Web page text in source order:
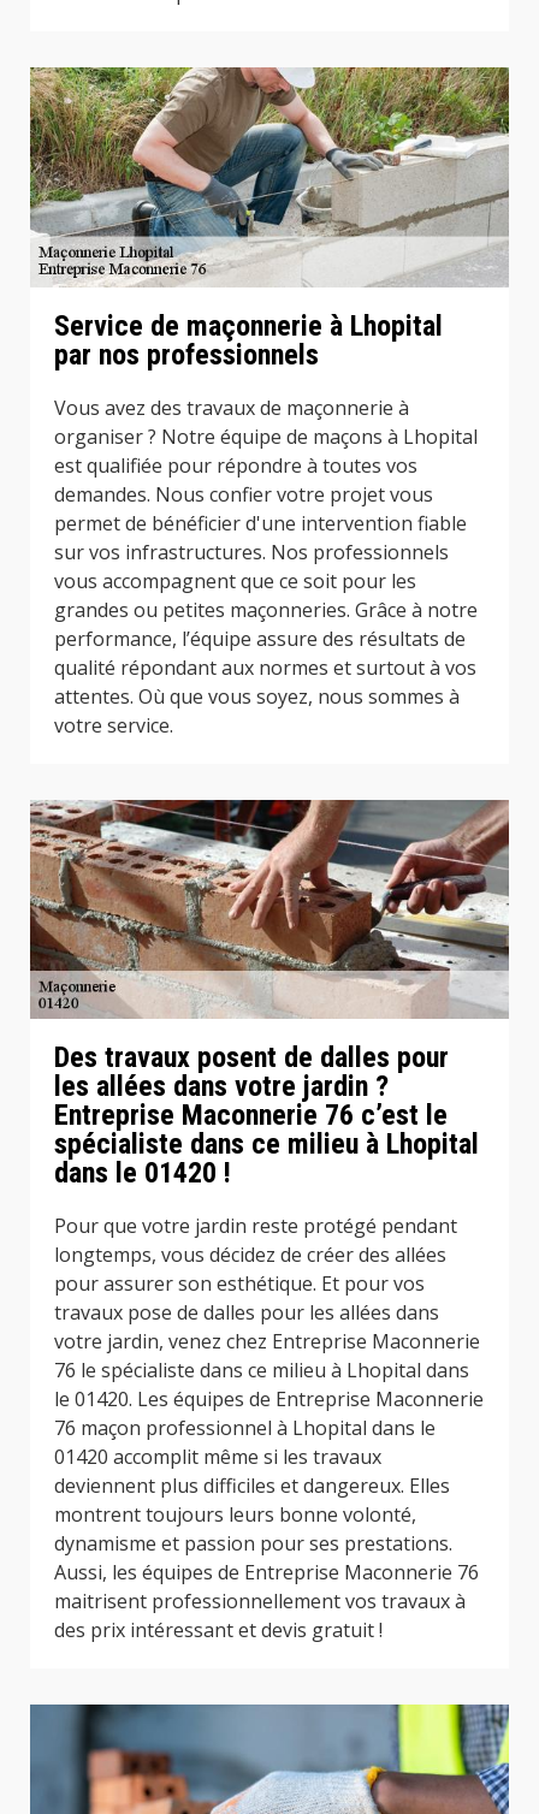
Service de maçonnerie à Lhopital
par nos professionnels
Vous avez des travaux de maçonnerie à
organiser ? Notre équipe de maçons à Lhopital
est qualifiée pour répondre à toutes vos
demandes. Nous confier votre projet vous
permet de bénéficier d'une intervention fiable
sur vos infrastructures. Nos professionnels
vous accompagnent que ce soit pour les
grandes ou petites maçonneries. Grâce à notre
performance, l’équipe assure des résultats de
qualité répondant aux normes et surtout à vos
attentes. Où que vous soyez, nous sommes à
votre service.
Des travaux posent de dalles pour
les allées dans votre jardin ?
Entreprise Maconnerie 76 c’est le
spécialiste dans ce milieu à Lhopital
dans le 01420 !
Pour que votre jardin reste protégé pendant
longtemps, vous décidez de créer des allées
pour assurer son esthétique. Et pour vos
travaux pose de dalles pour les allées dans
votre jardin, venez chez Entreprise Maconnerie
76 le spécialiste dans ce milieu à Lhopital dans
le 01420. Les équipes de Entreprise Maconnerie
76 maçon professionnel à Lhopital dans le
01420 accomplit même si les travaux
deviennent plus difficiles et dangereux. Elles
montrent toujours leurs bonne volonté,
dynamisme et passion pour ses prestations.
Aussi, les équipes de Entreprise Maconnerie 76
maitrisent professionnellement vos travaux à
des prix intéressant et devis gratuit !